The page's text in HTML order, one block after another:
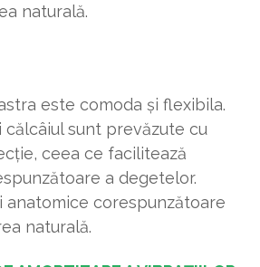
naturală.
este comoda și flexibila.
sunt prevăzute cu
ceea ce facilitează
a degetelor.
anatomice corespunzătoare
naturală.